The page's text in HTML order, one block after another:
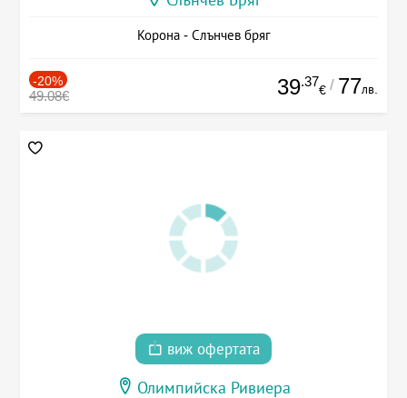
Корона - Слънчев бряг
-20%
49.08€ 39.37
€ / 77лв.
виж офертата
Олимпийска Ривиера